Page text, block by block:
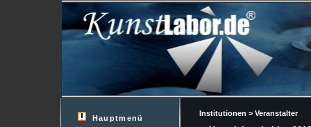
Hauptmenü
Institutionen > Veranstalter